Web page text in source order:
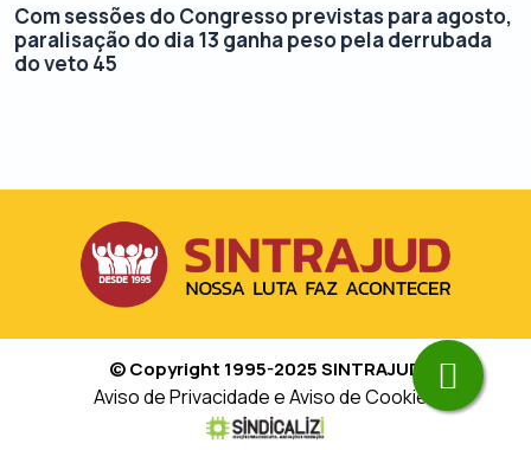
Com sessões do Congresso previstas para agosto,
paralisação do dia 13 ganha peso pela derrubada
do veto 45
© Copyright 1995-2025 SINTRAJUD
Aviso de Privacidade e Aviso de Cookies